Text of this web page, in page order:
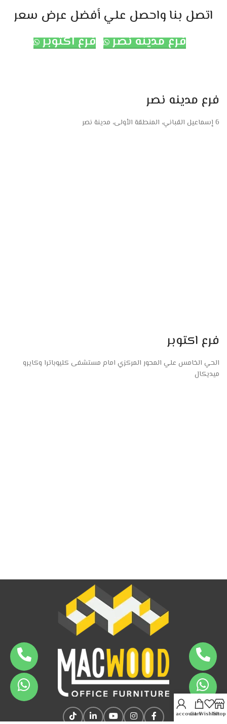
اتصل بنا واحصل علي أفضل عرض سعر
فرع مدينه نصر
فرع اكتوبر
فرع مدينه نصر
6 إسماعيل القباني، المنطقة الأولى، مدينة نصر
فرع اكتوبر
الحي الخامس علي المحور المركزي امام مستشفى كليوباترا وكايرو
ميديكال
Shop
Wishlist
Cart
My account